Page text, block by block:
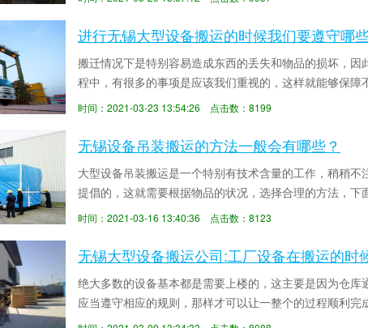
进行无锡大型设备搬运的时候我们要遵守哪
搬迁情况下是特别容易造成东西的丢失和物品的损坏，
程中，有很多的事项是应该我们重视的，这样就能够保
运的时候我们要遵守哪些要求？无锡大型...
时间：2021-03-23 13:54:26 点击数：8199
无锡设备吊装搬运的方法一般会有哪些？
大型设备吊装搬运是一个特别有技术含量的工作，稍稍
提倡的，这就需要根据物品的状况，选择合理的方法，
搬运方法：1、无锡设备搬运单车吊装。...
时间：2021-03-16 13:40:36 点击数：8123
无锡大型设备搬运公司:工厂设备在搬运的时
绝大多数的设备基本都是需要上楼的，这主要是因为仓
应当遵守相应的规则，那样才可以让一整个的过程顺利
些原则？无锡大型设备搬运规则：1、无...